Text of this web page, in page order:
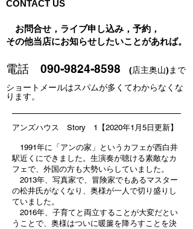
CONTACT US
お問合せ，ライブ申し込み，予約，
その他当店にお知らせしたいことがあれば。
電話 090-9824-8598 (店主奥山)まで
​ショートメールはスパムが多くてわからなくな
り ます。
アンズハウス Story 1【2020年1月5日更新】
1991年に「アンの家」というカフェが西白井
駅近くにできました。生演奏が聴ける素敵なカ
フェで、外国の方も大勢いらしていました。
2013年、写真家で、冒険家でもあるマスター
の松井氏がなくなり、奥様が一人で切り盛りし
ていました。
2016年、子育てと両立することが大変だとい
うことで、奥様はついに暖簾を降ろすことを決